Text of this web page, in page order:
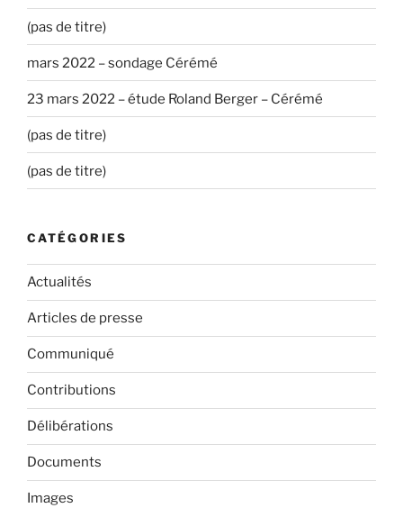
(pas de titre)
mars 2022 – sondage Cérémé
23 mars 2022 – étude Roland Berger – Cérémé
(pas de titre)
(pas de titre)
CATÉGORIES
Actualités
Articles de presse
Communiqué
Contributions
Délibérations
Documents
Images